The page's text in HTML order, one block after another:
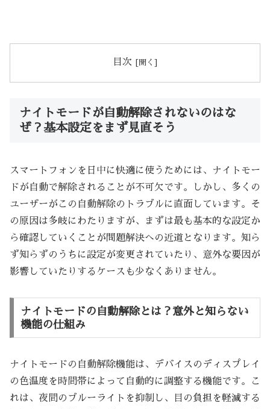
目次
ナイトモードが自動解除されないのはな
ぜ？基本設定をまず見直そう
スマートフォンを日中に快適に使うためには、ナイトモー
ドが自動で解除されることが不可欠です。しかし、多くの
ユーザーがこの自動解除のトラブルに直面しています。そ
の原因は多岐にわたりますが、まずは最も基本的な設定か
ら確認していくことが問題解決への近道となります。知ら
ず知らずのうちに設定が変更されていたり、意外な要因が
影響していたりするケースも少なくありません。
ナイトモードの自動解除とは？意外と知らない
機能の仕組み
ナイトモードの自動解除機能は、デバイスのディスプレイ
の色温度を時間帯によって自動的に調整する機能です。こ
れは、夜間のブルーライトを抑制し、目の負担を軽減する